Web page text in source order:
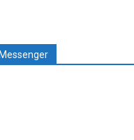
Messenger